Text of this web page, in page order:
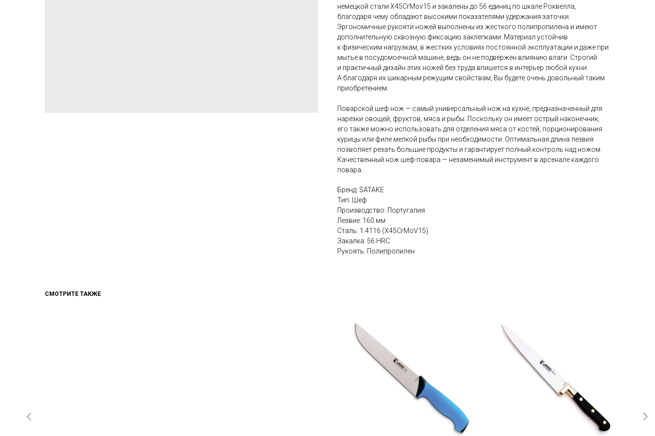
немецкой стали X45CrMov15 и закалены до 56 единиц по шкале Роквелла,
благодаря чему обладают высокими показателями удержания заточки.
Эргономичные рукояти ножей выполнены из жесткого полипропилена и имеют
дополнительную сквозную фиксацию заклепками. Материал устойчив
к физическим нагрузкам, в жестких условиях постоянной эксплуатации и даже при
мытье в посудомоечной машине, ведь он не подвержен влиянию влаги. Строгий
и практичный дизайн этих ножей без труда впишется в интерьер любой кухни.
А благодаря их шикарным режущим свойствам, Вы будете очень довольный таким
приобретением.
Поварской шеф нож — самый универсальный нож на кухне, предназначенный для
нарезки овощей, фруктов, мяса и рыбы. Поскольку он имеет острый наконечник,
его также можно использовать для отделения мяса от костей, порционирования
курицы или филе мелкой рыбы при необходимости. Оптимальная длина лезвия
позволяет резать большие продукты и гарантирует полный контроль над ножом.
Качественный нож шеф-повара — незаменимый инструмент в арсенале каждого
повара.
Бренд: SATAKE
Тип: Шеф
Производство: Португалия
Лезвие: 160 мм
Сталь: 1.4116 (X45CrMoV15)
Закалка: 56 HRC
Рукоять: Полипропилен
СМОТРИТЕ ТАКЖЕ